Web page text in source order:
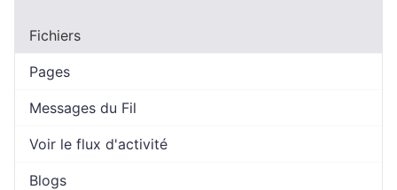
Fichiers
Pages
Messages du Fil
Voir le flux d'activité
Blogs